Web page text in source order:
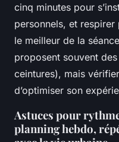
cinq minutes pour
personnels, et
le meilleur de la
proposent souvent
ceintures), mais
d’optimiser son
Astuces pour
planning hebdo,